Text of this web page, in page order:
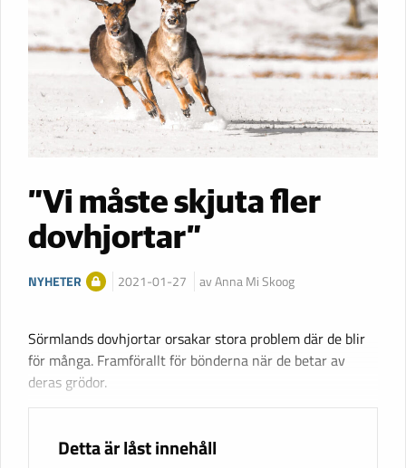
”Vi måste skjuta fler
dovhjortar”
NYHETER 2021-01-27 av Anna Mi Skoog
Sörmlands dovhjortar orsakar stora problem där de blir
för många. Framförallt för bönderna när de betar av
deras grödor.
Detta är låst innehåll